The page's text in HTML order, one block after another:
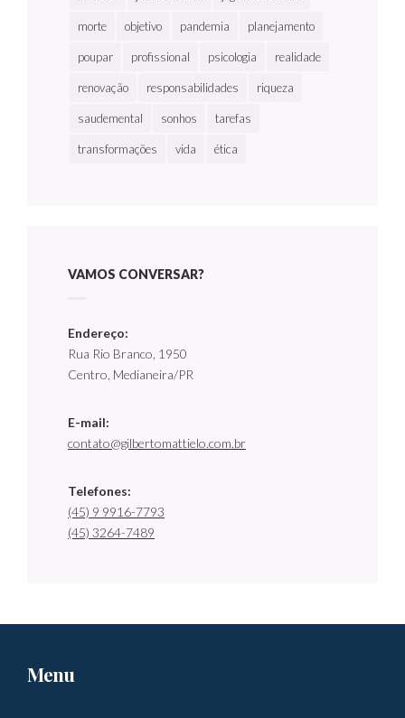
morte objetivo pandemia planejamento
poupar profissional psicologia realidade
renovação responsabilidades riqueza
saudemental sonhos tarefas
transformações vida ética
VAMOS CONVERSAR?
Endereço:
Rua Rio Branco, 1950
Centro, Medianeira/PR
E-mail:
contato@gilbertomattielo.com.br
Telefones:
(45) 9 9916-7793
(45) 3264-7489
Menu